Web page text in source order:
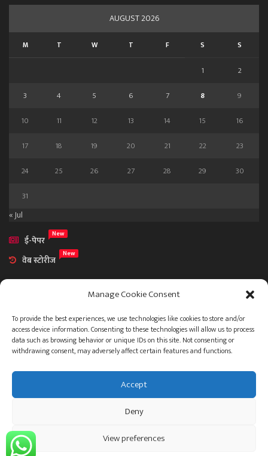
Manage Cookie Consent
To provide the best experiences, we use technologies like cookies to store and/or
access device information. Consenting to these technologies will allow us to process
data such as browsing behavior or unique IDs on this site. Not consenting or
withdrawing consent, may adversely affect certain features and functions.
Accept
Deny
View preferences
AUGUST 2026
M T W T F S S
1
2
3
4 5 6 7 8
9
10
11 12 13 14 15
16
17
18 19 20 21 22
23
24
25 26 27 28 29
30
31
« Jul
ई-पेपर
New
वेब स्टोरीज New
आमच्या विषयी
संपर्क
© 2023 .